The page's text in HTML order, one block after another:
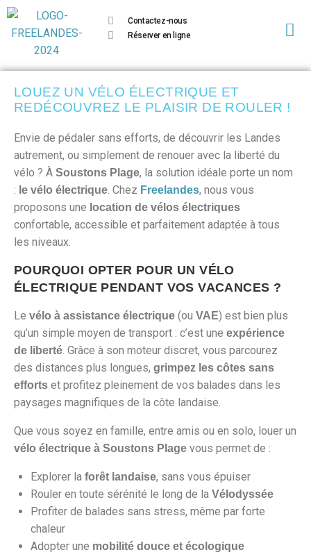
Contactez-nous
Réserver en ligne
LOUEZ UN VÉLO ÉLECTRIQUE ET
REDÉCOUVREZ LE PLAISIR DE ROULER !
Envie de pédaler sans efforts, de découvrir les Landes
autrement, ou simplement de renouer avec la liberté du
vélo ? À Soustons Plage, la solution idéale porte un nom
: le vélo électrique. Chez Freelandes, nous vous
proposons une location de vélos électriques
confortable, accessible et parfaitement adaptée à tous
les niveaux.
POURQUOI OPTER POUR UN VÉLO
ÉLECTRIQUE PENDANT VOS VACANCES ?
Le vélo à assistance électrique (ou VAE) est bien plus
qu’un simple moyen de transport : c’est une expérience
de liberté. Grâce à son moteur discret, vous parcourez
des distances plus longues, grimpez les côtes sans
efforts et profitez pleinement de vos balades dans les
paysages magnifiques de la côte landaise.
Que vous soyez en famille, entre amis ou en solo, louer un
vélo électrique à Soustons Plage vous permet de :
Explorer la forêt landaise, sans vous épuiser
Rouler en toute sérénité le long de la Vélodyssée
Profiter de balades sans stress, même par forte
chaleur
Adopter une mobilité douce et écologique